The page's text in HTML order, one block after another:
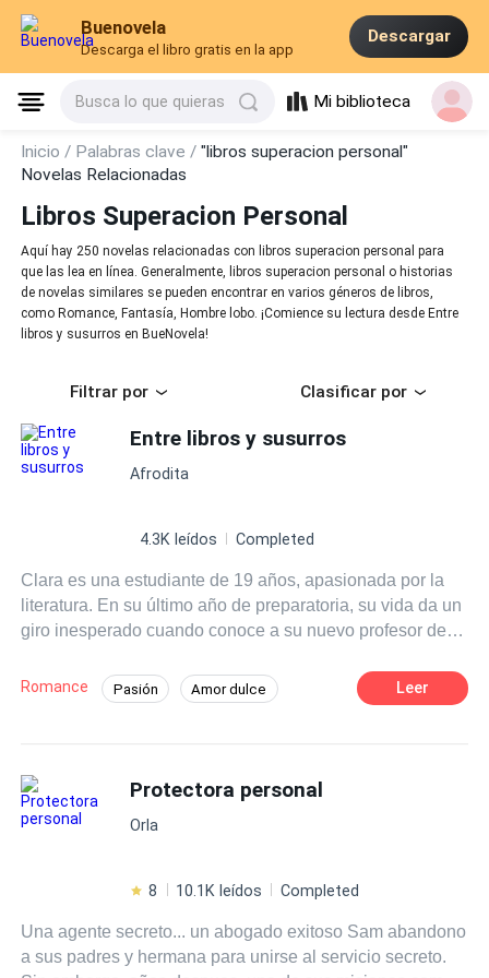
Buenovela
Descarga el libro gratis en la app
Descargar
Busca lo que quieras Mi biblioteca
Inicio / Palabras clave /"libros superacion personal"
Novelas Relacionadas
Libros Superacion Personal
Aquí hay 250 novelas relacionadas con libros superacion personal para
que las lea en línea. Generalmente, libros superacion personal o historias
de novelas similares se pueden encontrar en varios géneros de libros,
como Romance, Fantasía, Hombre lobo. ¡Comience su lectura desde Entre
libros y susurros en BueNovela!
Filtrar por Clasificar por
Entre libros y susurros
Afrodita
4.3K leídos Completed
Clara es una estudiante de 19 años, apasionada por la
literatura. En su último año de preparatoria, su vida da un
giro inesperado cuando conoce a su nuevo profesor de
talentoso que despierta en ella una admiración profunda.
A medida que las clases avanzan Clara se siente cada
Romance Pasión Amor dulce
Primer Amor
Leer
Protectora personal
Orla
8 10.1K leídos Completed
Una agente secreto... un abogado exitoso Sam abandono
a sus padres y hermana para unirse al servicio secreto.